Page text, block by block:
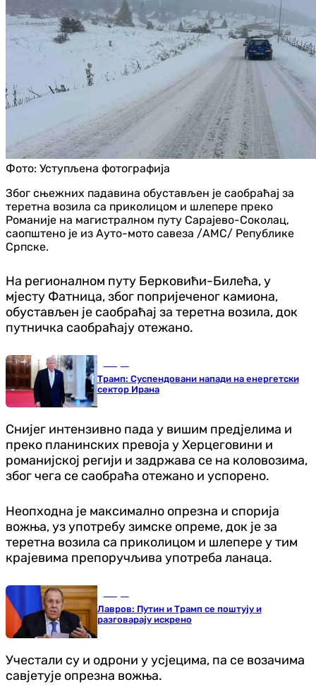
Фото: Уступљена фотографија
Због сњежних падавина обустављен је саобраћај за
теретна возила са приколицом и шлепере преко
Романије на магистралном путу Сарајево-Соколац,
саопштено је из Ауто-мото савеза /АМС/ Републике
Српске.
На регионалном путу Берковићи-Билећа, у
мјесту Фатница, због попријеченог камиона,
обустављен је саобраћај за теретна возила, док
путничка саобраћају отежано.
Трамп: Суспендовани напади на енергетски
сектор Ирана
Снијег интензивно пада у вишим предјелима и
преко планинских превоја у Херцеговини и
романијској регији и задржава се на коловозима,
због чега се саобраћа отежано и успорено.
Неопходна је максимално опрезна и спорија
вожња, уз употребу зимске опреме, док је за
теретна возила са приколицом и шлепере у тим
крајевима препоручљива употреба ланаца.
Лавров: Путин и Трамп се поштују и
разговарају искрено
Учестали су и одрони у усјецима, па се возачима
савјетује опрезна вожња.